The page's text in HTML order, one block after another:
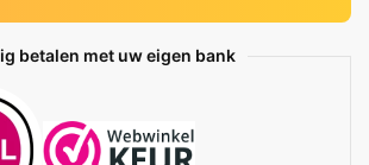
betalen met uw eigen bank